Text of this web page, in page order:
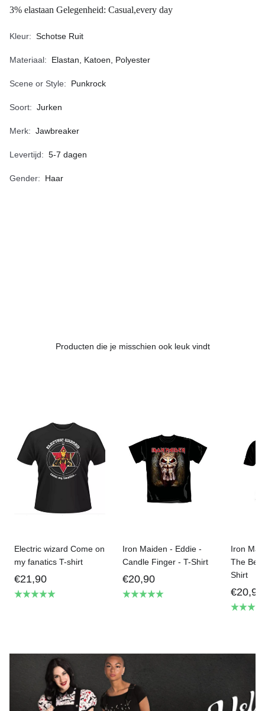
3% elastaan Gelegenheid: Casual,every day
Kleur Schotse Ruit
Materiaal Elastan, Katoen, Polyester
Scene or Style Punkrock
Soort Jurken
Merk Jawbreaker
Levertijd 5-7 dagen
Gender Haar
Producten die je misschien ook leuk vindt
Electric wizard Come on
my fanatics T-shirt
€21,90
Iron Maiden - Eddie -
Candle Finger - T-Shirt
€20,90
Iron
The
Shirt
€20,90